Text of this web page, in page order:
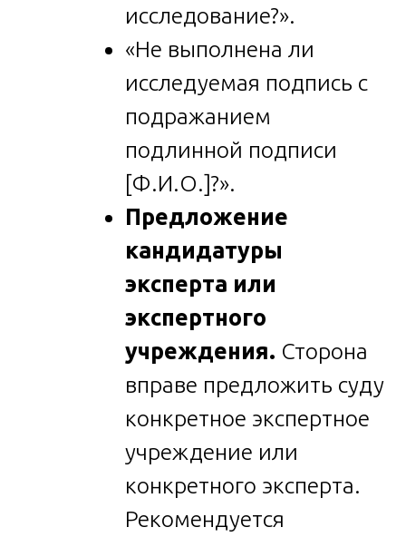
исследование?».
«Не выполнена ли
исследуемая подпись с
подражанием
подлинной подписи
[Ф.И.О.]?».
Предложение
кандидатуры
эксперта или
экспертного
учреждения. Сторона
вправе предложить суду
конкретное экспертное
учреждение или
конкретного эксперта.
Рекомендуется